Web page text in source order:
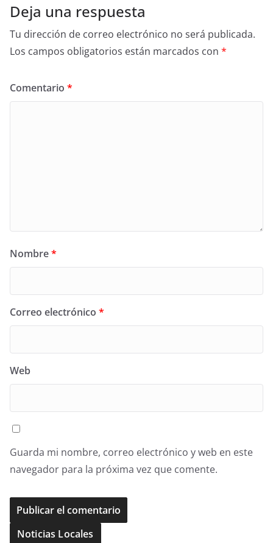
Deja una respuesta
Tu dirección de correo electrónico no será publicada.
Los campos obligatorios están marcados con *
Comentario *
Nombre*
Correo electrónico *
Web
Guarda mi nombre, correo electrónico y web en este
navegador para la próxima vez que comente.
Noticias Locales